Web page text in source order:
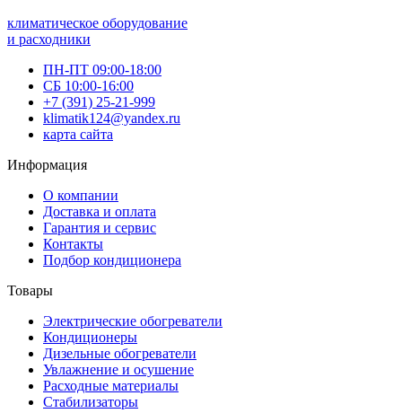
климатическое оборудование
и расходники
ПН-ПТ 09:00-18:00
СБ 10:00-16:00
+7 (391) 25-21-999
klimatik124@yandex.ru
карта сайта
Информация
О компании
Доставка и оплата
Гарантия и сервис
Контакты
Подбор кондиционера
Товары
Электрические обогреватели
Кондиционеры
Дизельные обогреватели
Увлажнение и осушение
Расходные материалы
Стабилизаторы